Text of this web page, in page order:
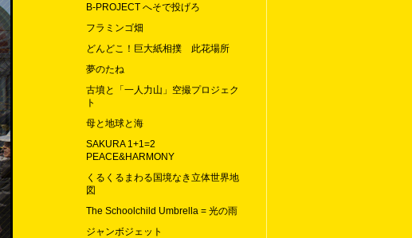
B-PROJECT へそで投げろ
フラミンゴ畑
どんどこ！巨大紙相撲 此花場所
夢のたね
古墳と「一人力山」空撮プロジェク
ト
母と地球と海
SAKURA 1+1=2
PEACE&HARMONY
くるくるまわる国境なき立体世界地
図
The Schoolchild Umbrella = 光の雨
ジャンボジェット